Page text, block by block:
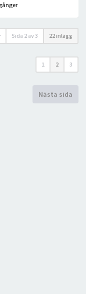
Sida 2 av3 22 inlägg
1 2 3
Nästa sida